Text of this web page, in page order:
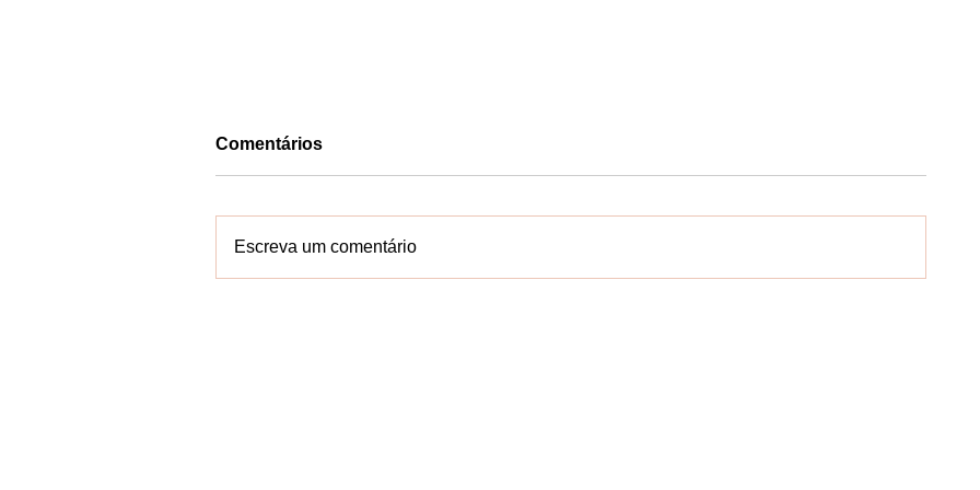
Comentários
Escreva um comentário